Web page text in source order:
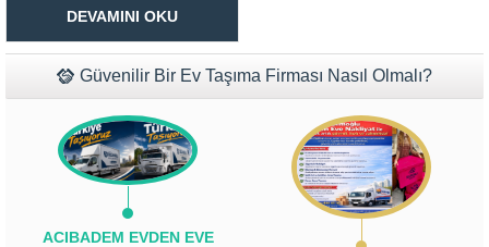
nakliyat hizmetleri, sektördeki en
profesyonel ekiplerden
oluşturmuş olduğumuz alanında
uzman kadromuz ile
gerçekleştirilmektedir. Birçok
nedenden kaynaklanabilen ancak
sonuç olarak taşınmayı gerekli
kılan...
DEVAMINI OKU
Güvenilir Bir Ev Taşıma Firması Nasıl Olmalı?
ACIBADEM EVDEN EVE